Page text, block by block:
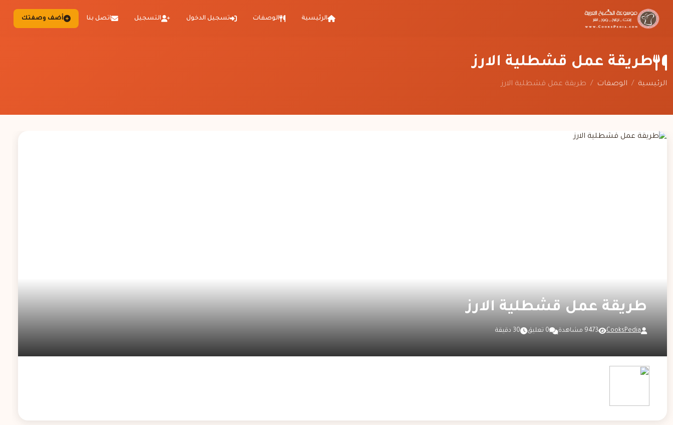
الرئيسية الوصفات تسجيل الدخول التسجيل اتصل بنا أضف وصفتك
طريقة عمل قشطلية الارز
الرئيسية / الوصفات / طريقة عمل قشطلية الارز
طريقة عمل قشطلية الارز
CooksPedia 9473 مشاهدة 0 تعليق 30 دقيقة